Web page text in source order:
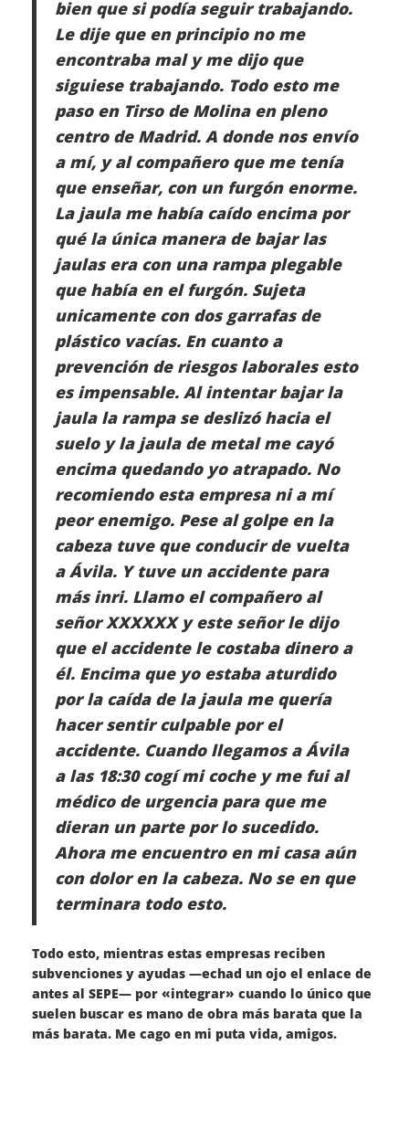
bien que si podía seguir trabajando.
Le dije que en principio no me
encontraba mal y me dijo que
siguiese trabajando. Todo esto me
paso en Tirso de Molina en pleno
centro de Madrid. A donde nos envío
a mí, y al compañero que me tenía
que enseñar, con un furgón enorme.
La jaula me había caído encima por
qué la única manera de bajar las
jaulas era con una rampa plegable
que había en el furgón. Sujeta
unicamente con dos garrafas de
plástico vacías. En cuanto a
prevención de riesgos laborales esto
es impensable. Al intentar bajar la
jaula la rampa se deslizó hacia el
suelo y la jaula de metal me cayó
encima quedando yo atrapado. No
recomiendo esta empresa ni a mí
peor enemigo. Pese al golpe en la
cabeza tuve que conducir de vuelta
a Ávila. Y tuve un accidente para
más inri. Llamo el compañero al
señor XXXXXX y este señor le dijo
que el accidente le costaba dinero a
él. Encima que yo estaba aturdido
por la caída de la jaula me quería
hacer sentir culpable por el
accidente. Cuando llegamos a Ávila
a las 18:30 cogí mi coche y me fui al
médico de urgencia para que me
dieran un parte por lo sucedido.
Ahora me encuentro en mi casa aún
con dolor en la cabeza. No se en que
terminara todo esto.
Todo esto, mientras estas empresas reciben
subvenciones y ayudas —echad un ojo el enlace de
antes al SEPE— por «integrar» cuando lo único que
suelen buscar es mano de obra más barata que la
más barata. Me cago en mi puta vida, amigos.